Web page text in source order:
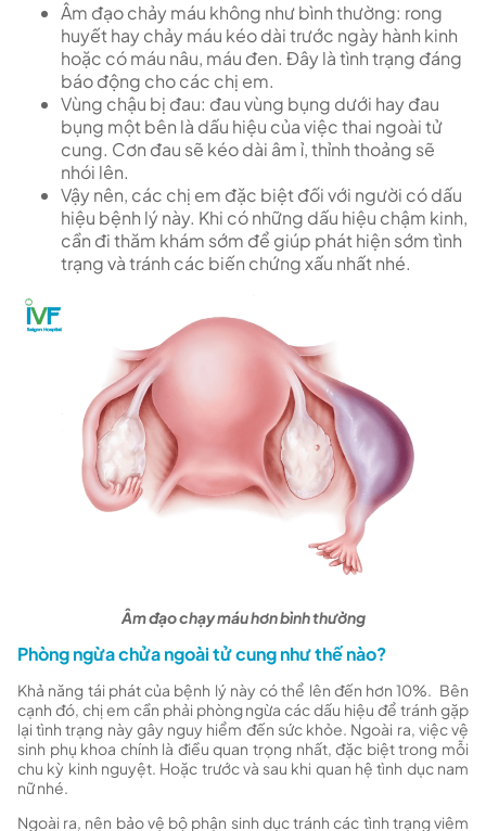
Âm đạo chảy máu không như bình thường: rong
huyết hay chảy máu kéo dài trước ngày hành kinh
hoặc có máu nâu, máu đen. Đây là tình trạng đáng
báo động cho các chị em.
Vùng chậu bị đau: đau vùng bụng dưới hay đau
bụng một bên là dấu hiệu của việc thai ngoài tử
cung. Cơn đau sẽ kéo dài âm ỉ, thỉnh thoảng sẽ
nhói lên.
Vậy nên, các chị em đặc biệt đối với người có dấu
hiệu bệnh lý này. Khi có những dấu hiệu chậm kinh,
cần đi thăm khám sớm để giúp phát hiện sớm tình
trạng và tránh các biến chứng xấu nhất nhé.
Âm đạo chạy máu hơn bình thường
Phòng ngừa chửa ngoài tử cung như thế nào?
Khả năng tái phát của bệnh lý này có thể lên đến hơn 10%. Bên
cạnh đó, chị em cần phải phòng ngừa các dấu hiệu để tránh gặp
lại tình trạng này gây nguy hiểm đến sức khỏe. Ngoài ra, việc vệ
sinh phụ khoa chính là điều quan trọng nhất, đặc biệt trong mỗi
chu kỳ kinh nguyệt. Hoặc trước và sau khi quan hệ tình dục nam
nữ nhé.
Ngoài ra, nên bảo vệ bộ phận sinh dục tránh các tình trạng viêm